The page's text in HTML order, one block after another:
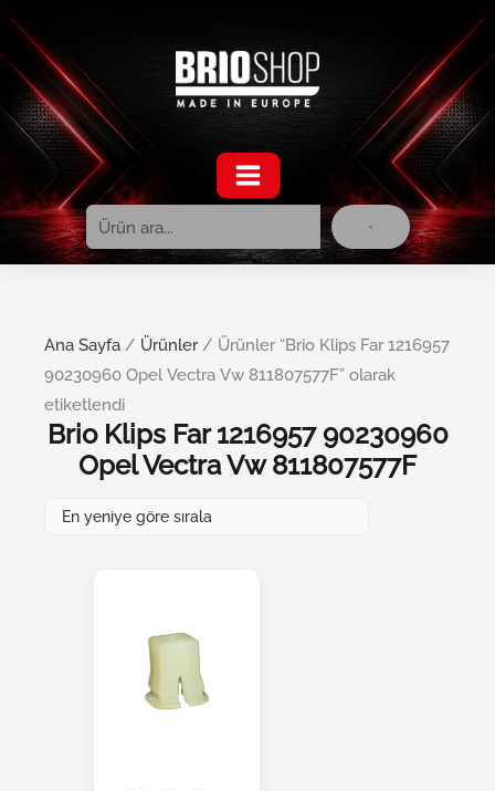
İçeriğe
Ana Sayfa / Ürünler/ Ürünler “Brio Klips Far 1216957
90230960 Opel Vectra Vw 811807577F” olarak
etiketlendi
Brio Klips Far 1216957 90230960
Opel Vectra Vw 811807577F